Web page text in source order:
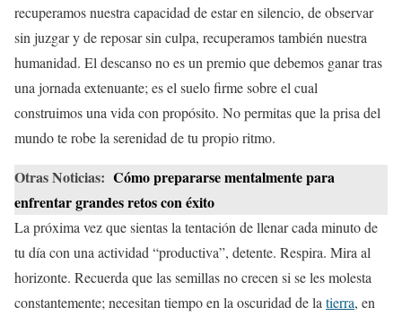
recuperamos nuestra capacidad de estar en silencio, de observar
sin juzgar y de reposar sin culpa, recuperamos también nuestra
humanidad. El descanso no es un premio que debemos ganar tras
una jornada extenuante; es el suelo firme sobre el cual
construimos una vida con propósito. No permitas que la prisa del
mundo te robe la serenidad de tu propio ritmo.
Otras Noticias: Cómo prepararse mentalmente para
enfrentar grandes retos con éxito
La próxima vez que sientas la tentación de llenar cada minuto de
tu día con una actividad “productiva”, detente. Respira. Mira al
horizonte. Recuerda que las semillas no crecen si se les molesta
constantemente; necesitan tiempo en la oscuridad de la tierra, en